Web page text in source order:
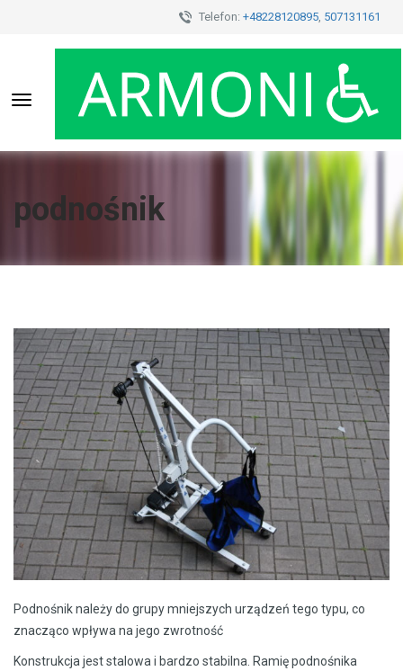
Telefon: +48228120895, 507131161
Toggle
navigation
podnośnik
Podnośnik należy do grupy mniejszych urządzeń tego typu, co
znacząco wpływa na jego zwrotność
Konstrukcja jest stalowa i bardzo stabilna. Ramię podnośnika